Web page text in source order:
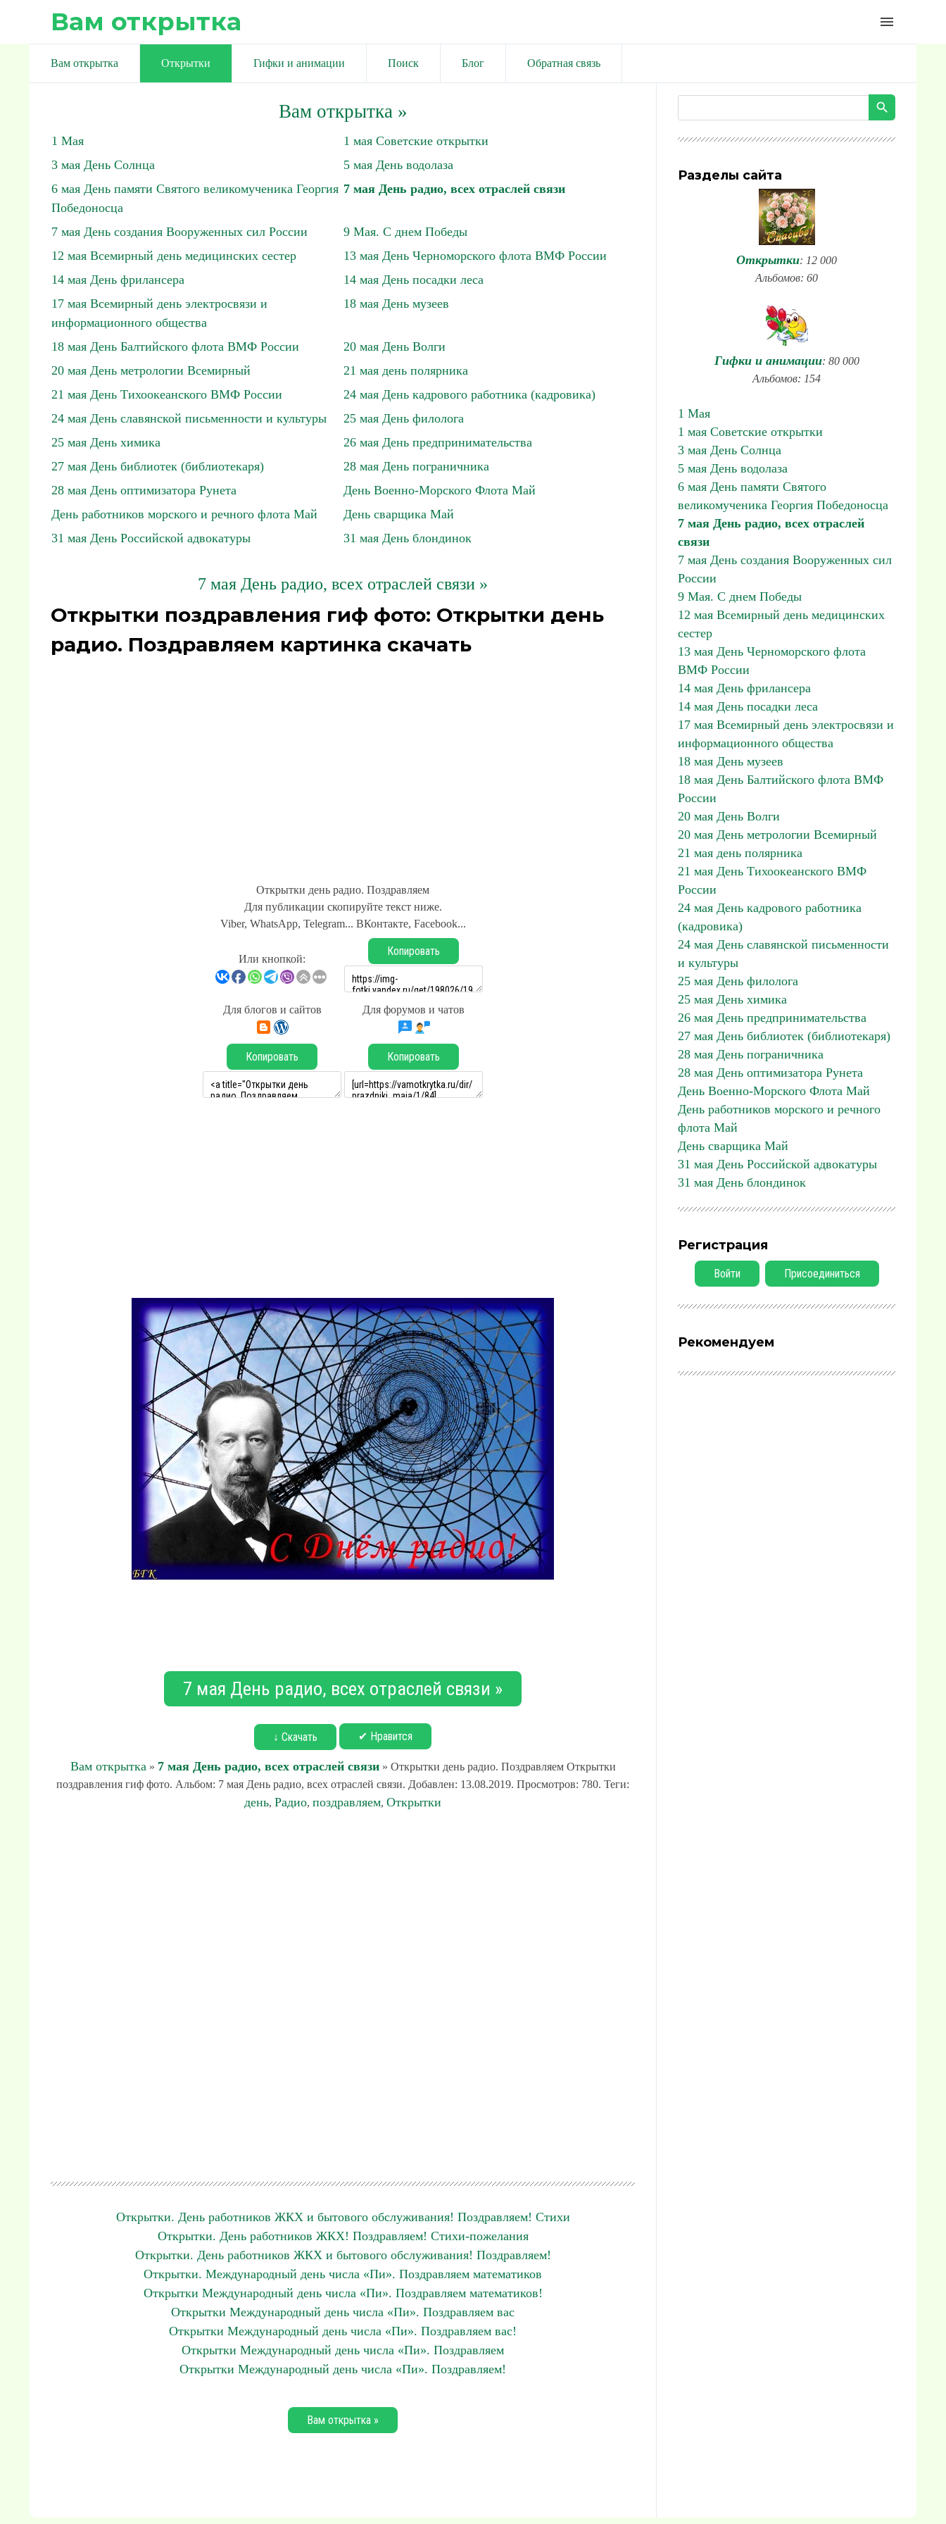
Вам открытка menu
Вам открытка Открытки Гифки и анимации Поиск Блог Обратная связь
Вам открытка»
1 Мая
1 мая Советские открытки
3 мая День Солнца
5 мая День водолаза
6 мая День памяти Святого великомученика Георгия
Победоносца
7 мая День радио, всех отраслей связи
7 мая День создания Вооруженных сил России
9 Мая. С днем Победы
12 мая Всемирный день медицинских сестер
13 мая День Черноморского флота ВМФ России
14 мая День фрилансера
14 мая День посадки леса
17 мая Всемирный день электросвязи и
информационного общества
18 мая День музеев
18 мая День Балтийского флота ВМФ России
20 мая День Волги
20 мая День метрологии Всемирный
21 мая день полярника
21 мая День Тихоокеанского ВМФ России
24 мая День кадрового работника (кадровика)
24 мая День славянской письменности и культуры
25 мая День филолога
25 мая День химика
26 мая День предпринимательства
27 мая День библиотек (библиотекаря)
28 мая День пограничника
28 мая День оптимизатора Рунета
День Военно-Морского Флота Май
День работников морского и речного флота Май
День сварщика Май
31 мая День Российской адвокатуры
31 мая День блондинок
7 мая День радио, всех отраслей связи »
Открытки поздравления гиф фото: Открытки день
радио. Поздравляем картинка скачать
Открытки день радио. Поздравляем
Для публикации скопируйте текст ниже.
Viber, WhatsApp, Telegram... ВКонтакте, Facebook...
Или кнопкой:
Копировать
Для блогов и сайтов Для форумов и чатов
Копировать Копировать
7 мая День радио, всех отраслей связи »
↓ Скачать ✔ Нравится
Вам открытка » 7 мая День радио, всех отраслей связи» Открытки день радио. Поздравляем Открытки
поздравления гиф фото. Альбом: 7 мая День радио, всех отраслей связи. Добавлен: 13.08.2019. Просмотров: 780. Теги:
день, Радио, поздравляем, Открытки
Открытки. День работников ЖКХ и бытового обслуживания! Поздравляем! Стихи
Открытки. День работников ЖКХ! Поздравляем! Стихи-пожелания
Открытки. День работников ЖКХ и бытового обслуживания! Поздравляем!
Открытки. Международный день числа «Пи». Поздравляем математиков
Открытки Международный день числа «Пи». Поздравляем математиков!
Открытки Международный день числа «Пи». Поздравляем вас
Открытки Международный день числа «Пи». Поздравляем вас!
Открытки Международный день числа «Пи». Поздравляем
Открытки Международный день числа «Пи». Поздравляем!
Вам открытка »
Разделы сайта
Открытки: 12 000
Альбомов: 60
Гифки и анимации: 80 000
Альбомов: 154
1 Мая
1 мая Советские открытки
3 мая День Солнца
5 мая День водолаза
6 мая День памяти Святого
великомученика Георгия Победоносца
7 мая День радио, всех отраслей
связи
7 мая День создания Вооруженных сил
России
9 Мая. С днем Победы
12 мая Всемирный день медицинских
сестер
13 мая День Черноморского флота
ВМФ России
14 мая День фрилансера
14 мая День посадки леса
17 мая Всемирный день электросвязи и
информационного общества
18 мая День музеев
18 мая День Балтийского флота ВМФ
России
20 мая День Волги
20 мая День метрологии Всемирный
21 мая день полярника
21 мая День Тихоокеанского ВМФ
России
24 мая День кадрового работника
(кадровика)
24 мая День славянской письменности
и культуры
25 мая День филолога
25 мая День химика
26 мая День предпринимательства
27 мая День библиотек (библиотекаря)
28 мая День пограничника
28 мая День оптимизатора Рунета
День Военно-Морского Флота Май
День работников морского и речного
флота Май
День сварщика Май
31 мая День Российской адвокатуры
31 мая День блондинок
Регистрация
Войти Присоединиться
Рекомендуем